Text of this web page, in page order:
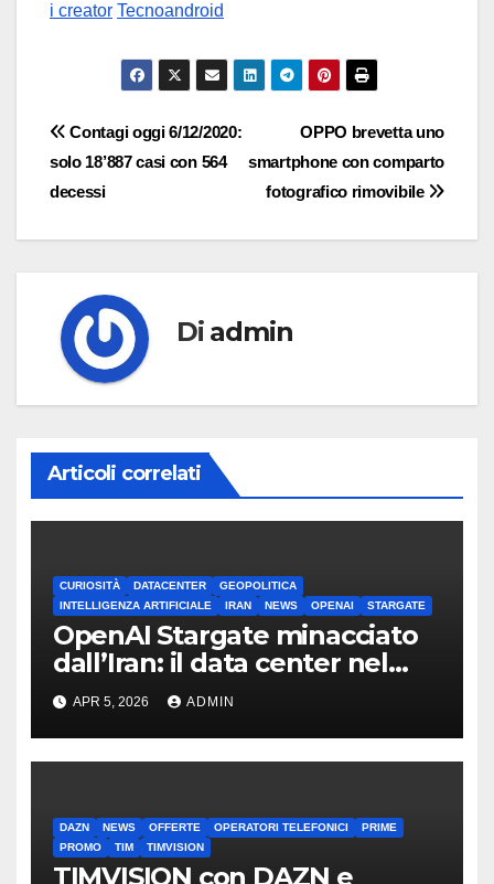
i creator Tecnoandroid
Navigazione
articoli
OPPO brevetta uno
smartphone con comparto
fotografico rimovibile
Contagi oggi 6/12/2020:
solo 18’887 casi con 564
decessi
Di admin
Articoli correlati
CURIOSITÀ DATACENTER
GEOPOLITICA
INTELLIGENZA ARTIFICIALE
IRAN NEWS OPENAI STARGATE
OpenAI Stargate minacciato
dall’Iran: il data center nel
mirino
APR 5, 2026 ADMIN
DAZN NEWS OFFERTE OPERATORI TELEFONICI
PRIME
PROMO
TIM TIMVISION
TIMVISION con DAZN e